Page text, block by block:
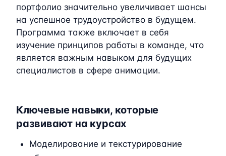
портфолио значительно увеличивает шансы
на успешное трудоустройство в будущем.
Программа также включает в себя
изучение принципов работы в команде, что
является важным навыком для будущих
специалистов в сфере анимации.
Ключевые навыки, которые
развивают на курсах
Моделирование и текстурирование